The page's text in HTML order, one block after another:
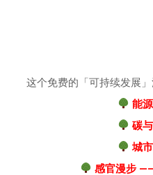
这个免费的「可持续发展
能
碳
城
感官漫步